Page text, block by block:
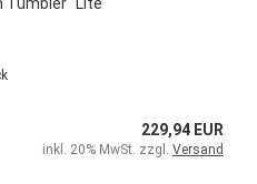
229,94 EUR
inkl. 20% MwSt. zzgl. Versand